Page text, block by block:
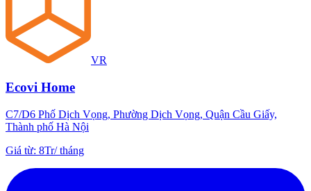
VR
Ecovi Home
C7/D6 Phố Dịch Vọng, Phường Dịch Vọng, Quận Cầu Giấy,
Thành phố Hà Nội
Giá từ: 8Tr/tháng